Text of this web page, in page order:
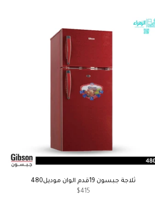
ثلاجة جبسون 19قدم الوان موديل480
$415